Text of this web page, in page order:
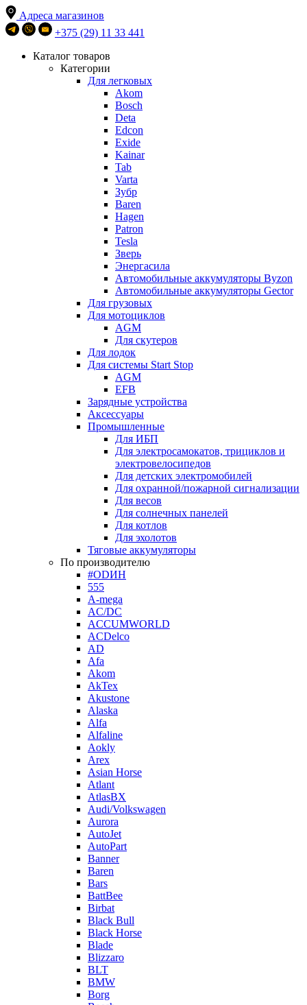
Адреса магазинов
+375 (29) 11 33 441
Каталог товаров
Категории
Для легковых
Akom
Bosch
Deta
Edcon
Exide
Kainar
Tab
Varta
Зубр
Baren
Hagen
Patron
Tesla
Зверь
Энергасила
Автомобильные аккумуляторы Byzon
Автомобильные аккумуляторы Gector
Для грузовых
Для мотоциклов
AGM
Для скутеров
Для лодок
Для системы Start Stop
AGM
EFB
Зарядные устройства
Аксессуары
Промышленные
Для ИБП
Для электросамокатов, трициклов и
электровелосипедов
Для детских электромобилей
Для охранной/пожарной сигнализации
Для весов
Для солнечных панелей
Для котлов
Для эхолотов
Тяговые аккумуляторы
По производителю
#ODИН
555
A-mega
AC/DC
ACCUMWORLD
ACDelco
AD
Afa
Akom
AkTex
Akustone
Alaska
Alfa
Alfaline
Aokly
Arex
Asian Horse
Atlant
AtlasBX
Audi/Volkswagen
Aurora
AutoJet
AutoPart
Banner
Baren
Bars
BattBee
Birbat
Black Bull
Black Horse
Blade
Blizzaro
BLT
BMW
Borg